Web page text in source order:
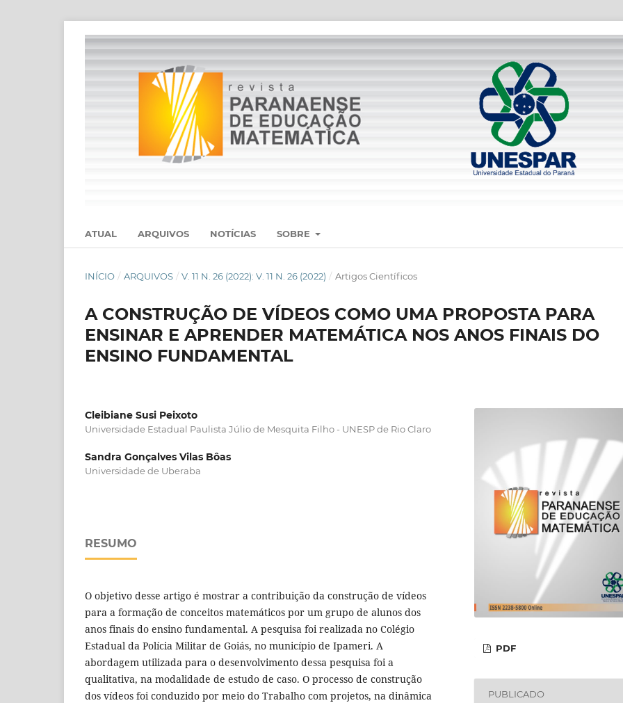
ATUAL ARQUIVOS NOTÍCIAS SOBRE
INÍCIO / ARQUIVOS / V. 11 N. 26 (2022): V. 11 N. 26 (2022) / Artigos Científicos
A CONSTRUÇÃO DE VÍDEOS COMO UMA PROPOSTA PARA
ENSINAR E APRENDER MATEMÁTICA NOS ANOS FINAIS DO
ENSINO FUNDAMENTAL
Cleibiane Susi Peixoto
Universidade Estadual Paulista Júlio de Mesquita Filho - UNESP de Rio Claro
Sandra Gonçalves Vilas Bôas
Universidade de Uberaba
RESUMO
O objetivo desse artigo é mostrar a contribuição da construção de vídeos
para a formação de conceitos matemáticos por um grupo de alunos dos
anos finais do ensino fundamental. A pesquisa foi realizada no Colégio
Estadual da Polícia Militar de Goiás, no município de Ipameri. A
abordagem utilizada para o desenvolvimento dessa pesquisa foi a
qualitativa, na modalidade de estudo de caso. O processo de construção
dos vídeos foi conduzido por meio do Trabalho com projetos, na dinâmica
PDF
PUBLICADO